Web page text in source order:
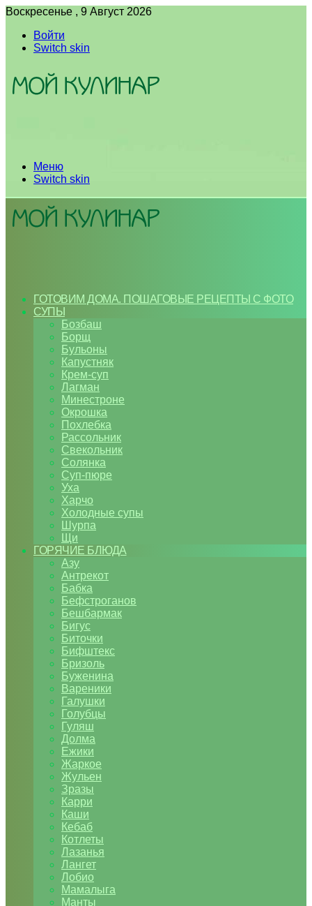
Воскресенье , 9 Август 2026
Войти
Switch skin
Меню
Switch skin
ГОТОВИМ ДОМА. ПОШАГОВЫЕ РЕЦЕПТЫ С ФОТО
СУПЫ
Бозбаш
Борщ
Бульоны
Капустняк
Крем-суп
Лагман
Минестроне
Окрошка
Похлебка
Рассольник
Свекольник
Солянка
Суп-пюре
Уха
Харчо
Холодные супы
Шурпа
Щи
ГОРЯЧИЕ БЛЮДА
Азу
Антрекот
Бабка
Бефстроганов
Бешбармак
Бигус
Биточки
Бифштекс
Бризоль
Буженина
Вареники
Галушки
Голубцы
Гуляш
Долма
Ежики
Жаркое
Жульен
Зразы
Карри
Каши
Кебаб
Котлеты
Лазанья
Лангет
Лобио
Мамалыга
Манты